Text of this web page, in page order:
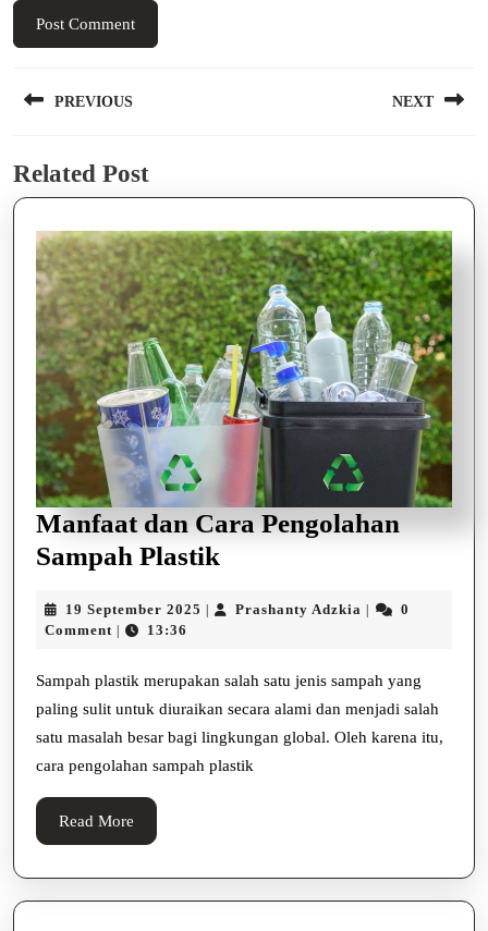
pos
PREVIOUS
post:
NEXT
Related Post
Manfaat dan Cara Pengolahan
Sampah Plastik
Cara
Sampah
Plastik
19 September 2025 19
Prashanty Adzkia Prashanty
0
Comment
13:36
Sampah plastik merupakan salah satu jenis sampah yang
paling sulit untuk diuraikan secara alami dan menjadi salah
satu masalah besar bagi lingkungan global. Oleh karena itu,
cara pengolahan sampah plastik
Read More
More